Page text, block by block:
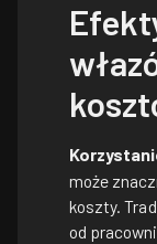
może
koszty.
od